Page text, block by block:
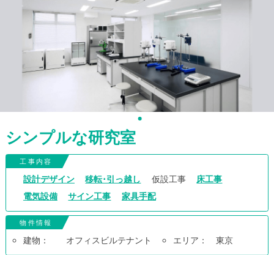
1
シンプルな研究室
工事内容
設計デザイン 移転･引っ越し 仮設工事
床工事
電気設備
サイン工事 家具手配
物件情報
建物： オフィスビルテナント エリア： 東京